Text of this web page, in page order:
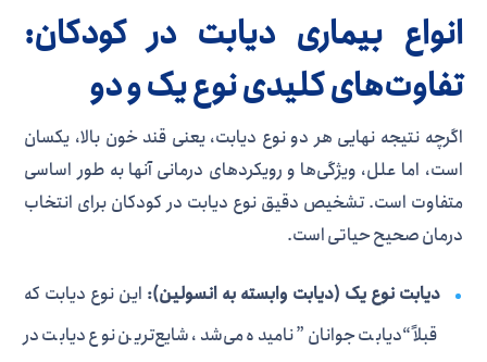
انواع بیماری دیابت در کودکان:
تفاوت‌های کلیدی نوع یک و دو
اگرچه نتیجه نهایی هر دو نوع دیابت، یعنی قند خون بالا، یکسان
است، اما علل، ویژگی‌ها و رویکردهای درمانی آنها به طور اساسی
متفاوت است. تشخیص دقیق نوع دیابت در کودکان برای انتخاب
درمان صحیح حیاتی است.
دیابت نوع یک (دیابت وابسته به انسولین): این نوع دیابت که
قبلاً “دیابت جوانان” نامیده می‌شد، شایع‌ترین نوع دیابت در